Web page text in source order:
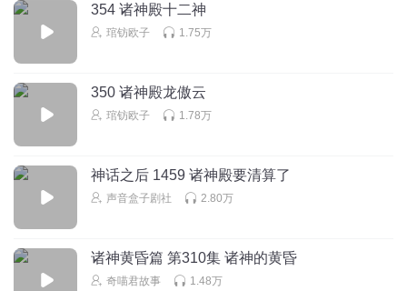
354 诸神殿十二神
琯钫欧子 1.75万
350 诸神殿龙傲云
琯钫欧子 1.78万
神话之后 1459 诸神殿要清算了
声音盒子剧社 2.80万
诸神黄昏篇 第310集 诸神的黄昏
奇喵君故事 1.48万